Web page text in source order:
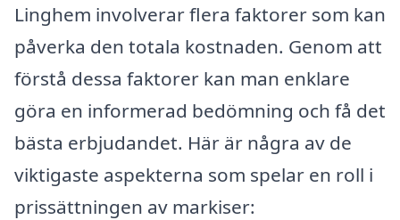
Linghem involverar flera faktorer som kan
påverka den totala kostnaden. Genom att
förstå dessa faktorer kan man enklare
göra en informerad bedömning och få det
bästa erbjudandet. Här är några av de
viktigaste aspekterna som spelar en roll i
prissättningen av markiser: